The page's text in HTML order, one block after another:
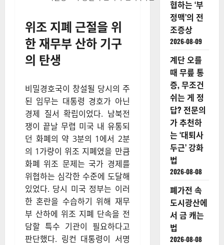
위조 지폐 근절을 위
한 재무부 산하 기구
의 탄생
비밀경호국이 창설될 당시의 주
된 임무는 대통령 경호가 아닌
경제 질서 확립이었다. 남북전
쟁이 끝날 무렵 미국 내 유통되
던 화폐의 약 3분의 1에서 2분
의 1가량이 위조 지폐였을 만큼
화폐 위조 문제는 국가 경제를
위협하는 심각한 수준에 도달해
있었다. 당시 미국 정부는 이러
한 혼란을 수습하기 위해 재무
부 산하에 위조 지폐 단속을 전
담할 특수 기관이 필요하다고
판단했다. 링컨 대통령이 서명
협하는 ‘부
정맥’의 전
조증상
2026-08-09
계단 오를
때 무릎 통
증, 무조건
쉬는 게 정
답? 전문의
가 추천하
는 ‘대퇴사
두근’ 강화
법
2026-08-08
폐가전 속
도시광산에
서 금 캐는
법
2026-08-08